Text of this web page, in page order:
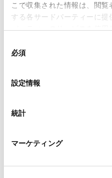
こで収集された情報は、閲
する各サードパーティーに提
パーティーのサービスを使
ことがあります。
Google Analytics利用規約（
Marketo
LinkedIn プライバシーポリシ
HubSpot プライバシーポリシ
必須
設定情報
統計
マーケティング
PROFESSIONAL
資格・登録
イングランド及びウェール
non-practicing)
ASSOCIATIONS